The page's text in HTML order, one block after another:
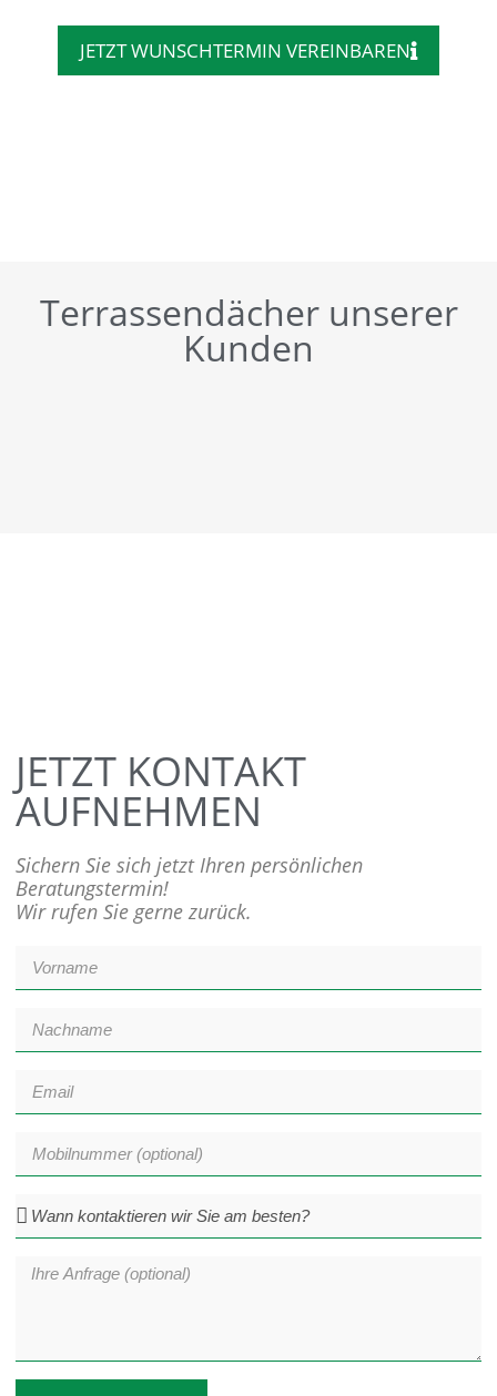
JETZT WUNSCHTERMIN VEREINBAREN
Terrassendächer unserer
Kunden
JETZT KONTAKT
AUFNEHMEN
Sichern Sie sich jetzt Ihren persönlichen
Beratungstermin!
Wir rufen Sie gerne zurück.